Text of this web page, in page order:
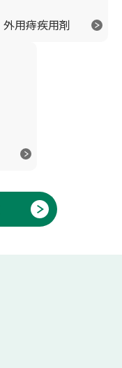
外用痔疾用剤